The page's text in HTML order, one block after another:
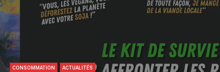
CONSOMMATION ACTUALITÉS